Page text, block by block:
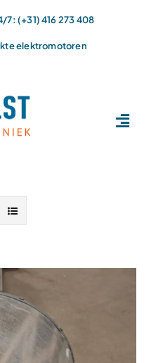
(+31) 416 273 408
elektromotoren
wij
ons